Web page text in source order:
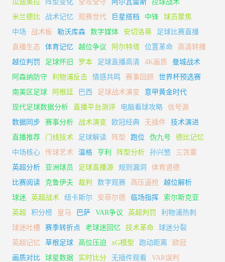
瓜迪奥拉
阵型变化 全攻全守 阿尔瓦雷斯
控球战术
米兰德比
战术记忆 观赛世代 巨星搭档 中锋
球员聚焦
中场
战术板 勒沃库森 数字媒体 安切洛蒂
足球比赛直播
直播生态
体育记忆 越位争议 阿尔特塔 位置革命
高清转播
越位判罚
足球怀旧 罗本 足球直播高清 4K画质
曼城战术
阿森纳防守
利物浦反击 情感共鸣 赛事回顾
世界杯预选赛
南美区足球
阿根廷 巴西 足球战术演变
意甲黄金时代
现代足球数据分析
直播平台测评 电脑看球攻略
信号源
数据同步
赛事分析 战术演变 欧冠经典 无插件
技术演进
直播推荐
门线技术 足球解读 阵型 跑位 伪九号
德比记忆
中场核心
传球艺术 温格 亨利 阵型分析 孙兴慜
三笘薰
英超分析
亚洲球员 足球直播源 规则漏洞
体育道德
比赛阅读
克鲁伊夫 裁判 数字观赛 高压逼抢
越位解析
球迷
英超战术 纽卡斯尔 安菲尔德 临场指挥
索尔斯克亚
英超
积分榜 皇马 巴萨 VAR争议 英超判罚
利物浦热刺
球迷吐槽
赛季转折点 老球迷回忆 技术革命
球迷分裂
英超记忆
草根足球 高位压迫 xG模型 跑动距离
欧冠
画质对比
球星数据 实时比分 无插件观看
VAR误判